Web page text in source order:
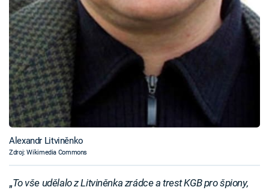
Alexandr Litviněnko
Zdroj: Wikimedia Commons
„To vše udělalo z Litviněnka zrádce a trest KGB pro špiony,